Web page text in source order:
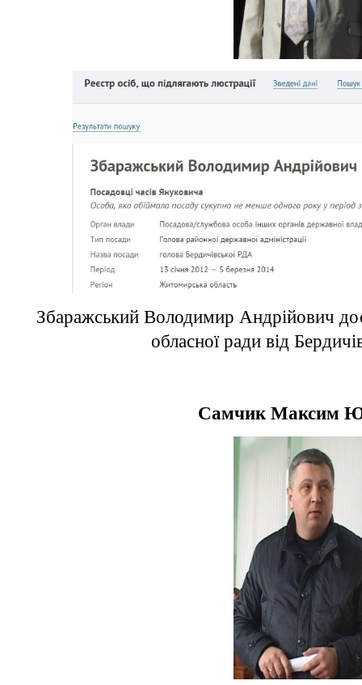
Збаражський Володимир Андрійович
обласної ради від
Самчик Максим